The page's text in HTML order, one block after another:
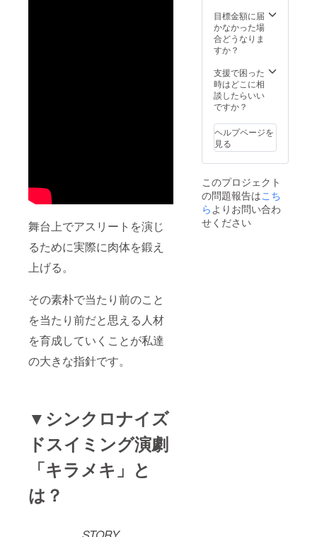
舞台上でアスリートを演じ
るために実際に肉体を鍛え
上げる。
その素朴で当たり前のこと
を当たり前だと思える人材
を育成していくことが私達
の大きな指針です。
▼シンクロナイズ
ドスイミング演劇
「キラメキ」と
は？
真を
メール
でプレ
６、お
礼動画
へのア
クセス
内。
（動画
内でお
名前を
ていた
だきま
す）
目標金額に届
かなかった場
合どうなりま
すか？
支援で困った
時はどこに相
談したらいい
ですか？
ヘルプページを
見る
このプロジェクト
の問題報告はこち
らよりお問い合わ
せください